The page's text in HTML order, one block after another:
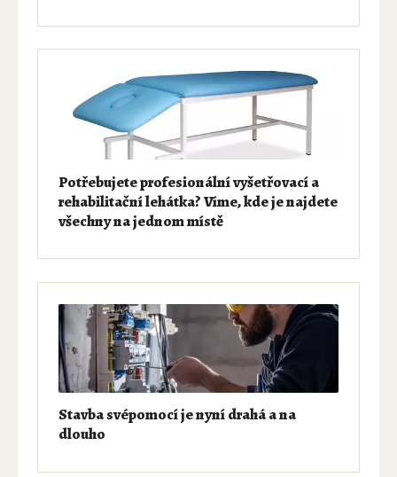
Potřebujete profesionální vyšetřovací a
rehabilitační lehátka? Víme, kde je najdete
všechny na jednom místě
Stavba svépomocí je nyní drahá a na
dlouho